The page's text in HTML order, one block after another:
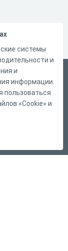
системы
и
и
информации.
пользоваться
«Cookie» и